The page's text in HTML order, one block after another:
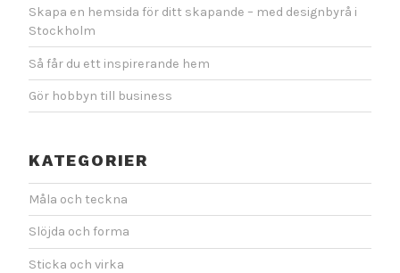
Skapa en hemsida för ditt skapande – med designbyrå i
Stockholm
Så får du ett inspirerande hem
Gör hobbyn till business
KATEGORIER
Måla och teckna
Slöjda och forma
Sticka och virka